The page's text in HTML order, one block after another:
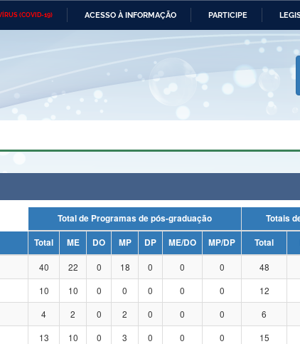
(COVID-19) ACESSO À INFORMAÇÃO PARTICIPE
Ministério das Relações Ministério da Economia
e dos Direitos Humanos
Banco Central do Brasil Planalto
Total de Programas de pós-graduação
Totais
Total ME DO MP DP ME/DO MP/DP Total
40 22 0 18 0 0 0 48
10 10 0 0 0 0 0 12
4 2 0 2 0 0 0 6
13 10 0 3 0 0 0 15